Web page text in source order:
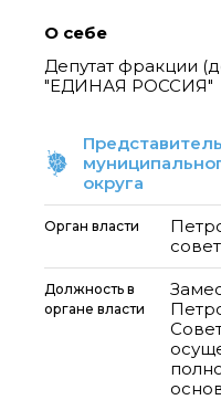
О себе
Депутат фракции
"ЕДИНАЯ РОССИЯ"
округа
Орган власти
совет
Должность в
органе власти